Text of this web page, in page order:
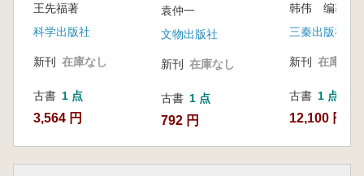
王先福著
科学出版社
新刊 在庫なし
古書 1 点
3,564 円
袁仲一
文物出版社
新刊 在庫なし
古書 1 点
792 円
韩伟 编著
三秦出版社
新刊 在庫なし
古書 1 点
12,100 円